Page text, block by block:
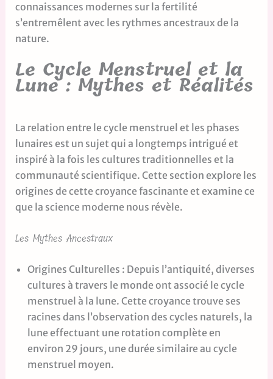
connaissances modernes sur la fertilité
s’entremêlent avec les rythmes ancestraux de la
nature.
Le Cycle Menstruel et la
Lune : Mythes et Réalités
La relation entre le cycle menstruel et les phases
lunaires est un sujet qui a longtemps intrigué et
inspiré à la fois les cultures traditionnelles et la
communauté scientifique. Cette section explore les
origines de cette croyance fascinante et examine ce
que la science moderne nous révèle.
Les Mythes Ancestraux
Origines Culturelles : Depuis l’antiquité, diverses
cultures à travers le monde ont associé le cycle
menstruel à la lune. Cette croyance trouve ses
racines dans l’observation des cycles naturels, la
lune effectuant une rotation complète en
environ 29 jours, une durée similaire au cycle
menstruel moyen.